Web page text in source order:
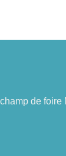
de foire